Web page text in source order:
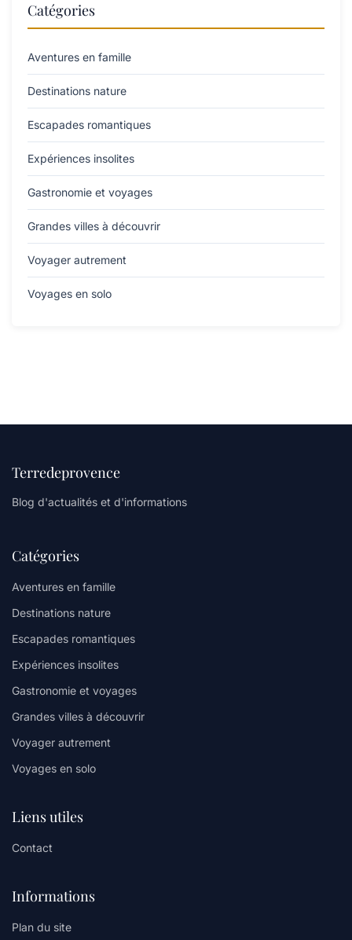
Catégories
Aventures en famille
Destinations nature
Escapades romantiques
Expériences insolites
Gastronomie et voyages
Grandes villes à découvrir
Voyager autrement
Voyages en solo
Terredeprovence
Blog d'actualités et d'informations
Catégories
Aventures en famille
Destinations nature
Escapades romantiques
Expériences insolites
Gastronomie et voyages
Grandes villes à découvrir
Voyager autrement
Voyages en solo
Liens utiles
Contact
Informations
Plan du site